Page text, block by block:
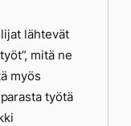
lähtevät
mitä ne
myös
työtä